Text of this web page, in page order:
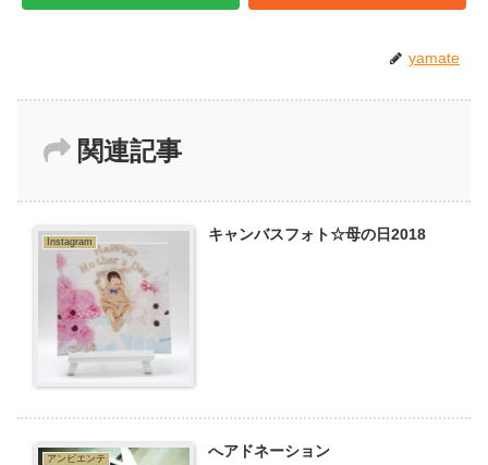
yamate
関連記事
Instagram キャンバスフォト☆母の日2018
アンビエンテ へアドネーション